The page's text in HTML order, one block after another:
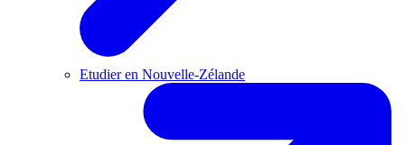
Etudier en Nouvelle-Zélande